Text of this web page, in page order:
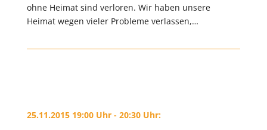
ohne Heimat sind verloren. Wir haben unsere
Heimat wegen vieler Probleme verlassen,…
25.11.2015 19:00 Uhr - 20:30 Uhr: